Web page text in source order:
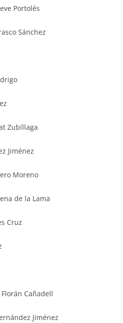
Portolés
Sánchez
Zubíllaga
Jiménez
Moreno
de la Lama
Cruz
Cañadell
Jíménez